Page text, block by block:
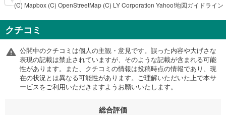
(C) Mapbox (C) OpenStreetMap (C) LY Corporation Yahoo!地図ガイドライン
クチコミ
公開中のクチコミは個人の主観・意見です。誤った内容や大げさな
表現の記載は禁止されていますが、そのような記載が含まれる可能
性があります。また、クチコミの情報は投稿時点の情報であり、現
在の状況とは異なる可能性があります。ご理解いただいた上で本サ
ービスをご利用いただきますようお願いいたします。
総合評価